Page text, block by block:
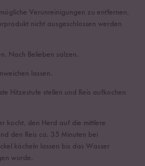
Verunreinigungen zu entfernen,
nicht ausgeschlossen werden
Nach Belieben salzen.
lassen.
Hitzestufe stellen und Reis aufkochen
kocht, den Herd auf die mittlere
den Reis ca. 35 Minuten bei
köcheln lassen bis das Wasser
wurde.